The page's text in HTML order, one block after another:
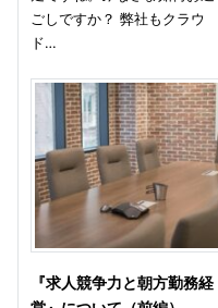
ごしですか？ 弊社もクラウ
ド…
『求人競争力と朝方勤務経